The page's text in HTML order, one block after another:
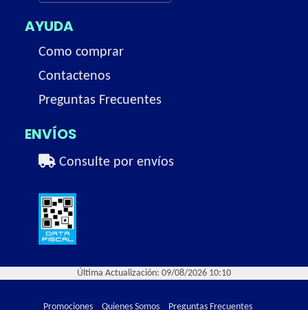
AYUDA
Como comprar
Contactenos
Preguntas Frecuentes
ENVÍOS
Consulte por envíos
Última Actualización: 09/08/2026 10:10
Promociones Quienes Somos Preguntas Frecuentes